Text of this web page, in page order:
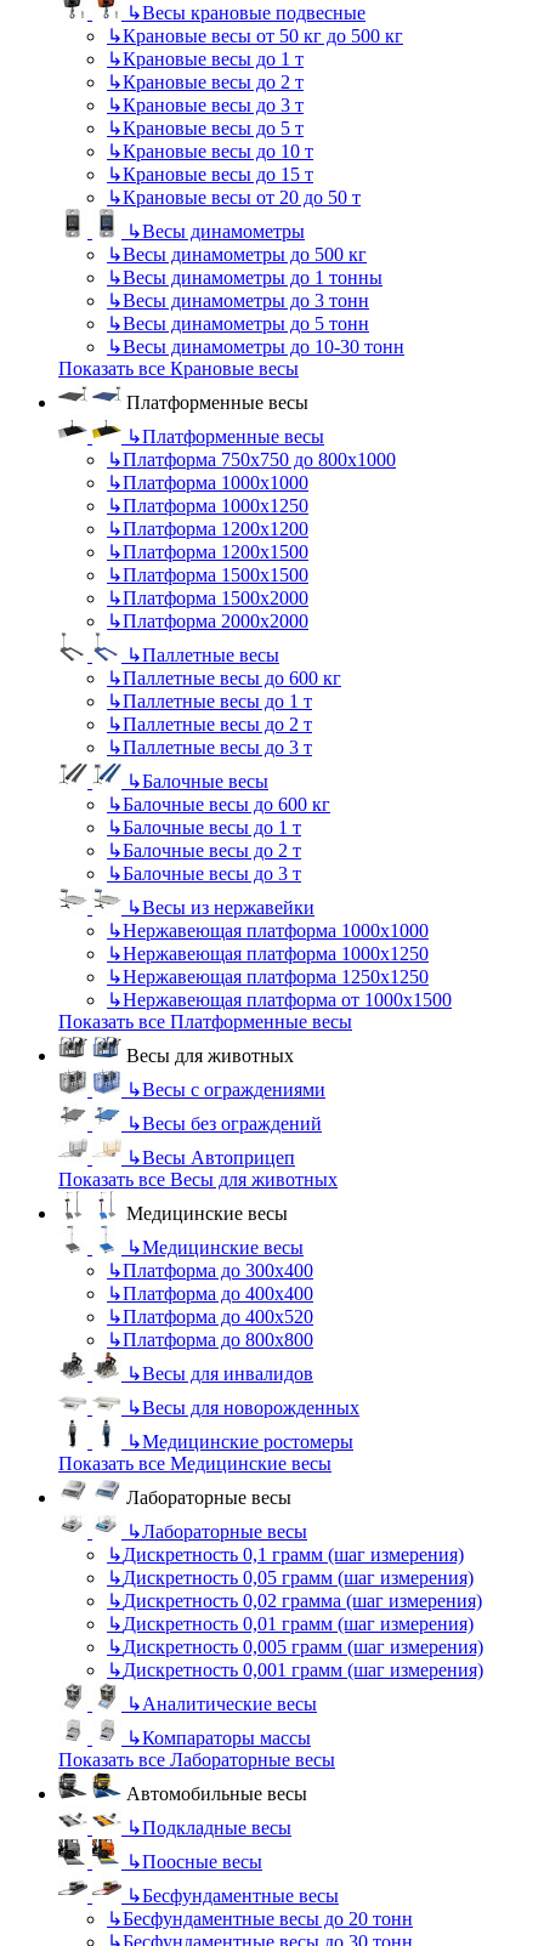
↳Весы крановые подвесные
↳Крановые весы от 50 кг до 500 кг
↳Крановые весы до 1 т
↳Крановые весы до 2 т
↳Крановые весы до 3 т
↳Крановые весы до 5 т
↳Крановые весы до 10 т
↳Крановые весы до 15 т
↳Крановые весы от 20 до 50 т
↳Весы динамометры
↳Весы динамометры до 500 кг
↳Весы динамометры до 1 тонны
↳Весы динамометры до 3 тонн
↳Весы динамометры до 5 тонн
↳Весы динамометры до 10-30 тонн
Показать все Крановые весы
Платформенные весы
↳Платформенные весы
↳Платформа 750х750 до 800х1000
↳Платформа 1000х1000
↳Платформа 1000х1250
↳Платформа 1200х1200
↳Платформа 1200х1500
↳Платформа 1500х1500
↳Платформа 1500х2000
↳Платформа 2000х2000
↳Паллетные весы
↳Паллетные весы до 600 кг
↳Паллетные весы до 1 т
↳Паллетные весы до 2 т
↳Паллетные весы до 3 т
↳Балочные весы
↳Балочные весы до 600 кг
↳Балочные весы до 1 т
↳Балочные весы до 2 т
↳Балочные весы до 3 т
↳Весы из нержавейки
↳Нержавеющая платформа 1000х1000
↳Нержавеющая платформа 1000х1250
↳Нержавеющая платформа 1250х1250
↳Нержавеющая платформа от 1000х1500
Показать все Платформенные весы
Весы для животных
↳Весы с ограждениями
↳Весы без ограждений
↳Весы Автоприцеп
Показать все Весы для животных
Медицинские весы
↳Медицинские весы
↳Платформа до 300х400
↳Платформа до 400х400
↳Платформа до 400х520
↳Платформа до 800х800
↳Весы для инвалидов
↳Весы для новорожденных
↳Медицинские ростомеры
Показать все Медицинские весы
Лабораторные весы
↳Лабораторные весы
↳Дискретность 0,1 грамм (шаг измерения)
↳Дискретность 0,05 грамм (шаг измерения)
↳Дискретность 0,02 грамма (шаг измерения)
↳Дискретность 0,01 грамм (шаг измерения)
↳Дискретность 0,005 грамм (шаг измерения)
↳Дискретность 0,001 грамм (шаг измерения)
↳Аналитические весы
↳Компараторы массы
Показать все Лабораторные весы
Автомобильные весы
↳Подкладные весы
↳Поосные весы
↳Бесфундаментные весы
↳Бесфундаментные весы до 20 тонн
↳Бесфундаментные весы до 30 тонн